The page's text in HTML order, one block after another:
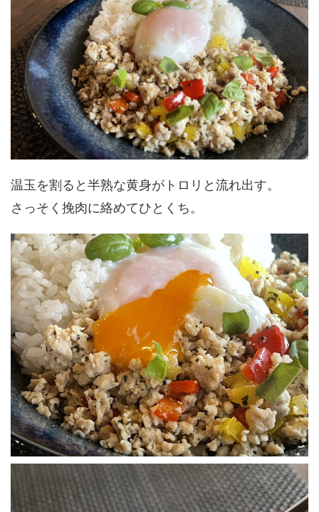
温玉を割ると半熟な黄身がトロリと流れ出す。
さっそく挽肉に絡めてひとくち。